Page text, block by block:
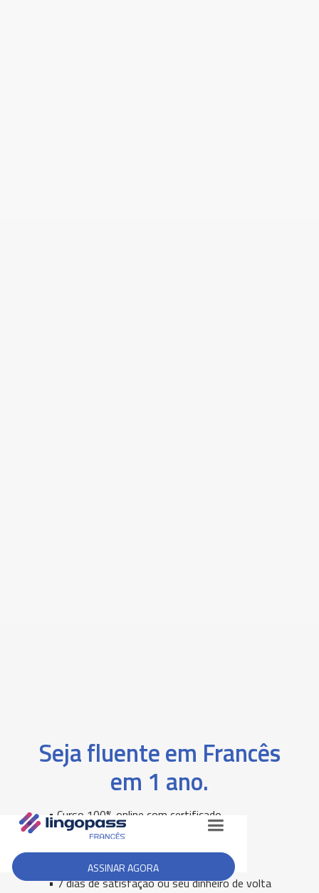
ASSINAR AGORA
Seja fluente em Francês
em 1 ano.
• Curso 100% online com certificado
• Aulas de conversação online
• Sem taxa de matrícula
• Assinatura mensal ou anual
• 7 dias de satisfação ou seu dinheiro de volta